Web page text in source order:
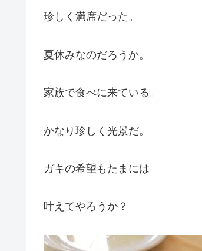
珍しく満席だった。
夏休みなのだろうか。
家族で食べに来ている。
かなり珍しく光景だ。
ガキの希望もたまには
叶えてやろうか？